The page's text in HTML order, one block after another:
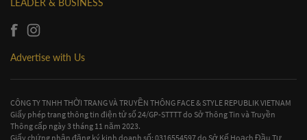
LEADER & BUSINESS
Advertise with Us
CÔNG TY TNHH THỜI TRANG VÀ TRUYỀN THÔNG FACE & STYLE REPUBLIK VIETNAM
Giấy phép trang thông tin điện tử số 24/GP-STTTT do Sở Thông Tin và Truyền
Thông cấp ngày 3 tháng 11 năm 2023.
Giấy chứng nhận đăng ký kinh doanh số: 0316554597 do Sở Kế Hoạch Đầu Tư